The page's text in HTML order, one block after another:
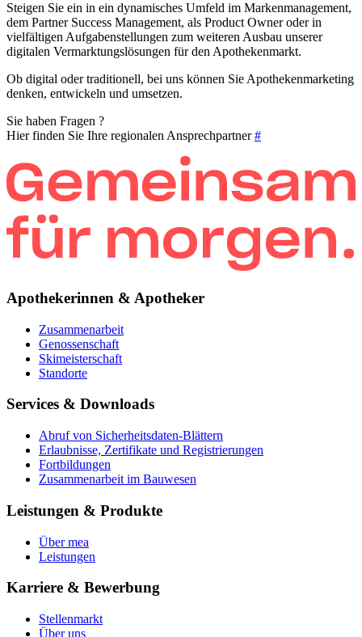
Steigen Sie ein in ein dynamisches Umfeld im Markenmanagement,
dem Partner Success Management, als Product Owner oder in
vielfältigen Aufgabenstellungen zum weiteren Ausbau unserer
digitalen Vermarktungslösungen für den Apothekenmarkt.
Ob digital oder traditionell, bei uns können Sie Apothekenmarketing
denken, entwickeln und umsetzen.
Sie haben Fragen ?
Hier finden Sie Ihre regionalen Ansprechpartner#
Apothekerinnen & Apotheker
Zusammenarbeit
Genossenschaft
Skimeisterschaft
Standorte
Services & Downloads
Abruf von Sicherheitsdaten-Blättern
Erlaubnisse, Zertifikate und Registrierungen
Fortbildungen
Zusammenarbeit im Bauwesen
Leistungen & Produkte
Über mea
Leistungen
Karriere & Bewerbung
Stellenmarkt
Über uns